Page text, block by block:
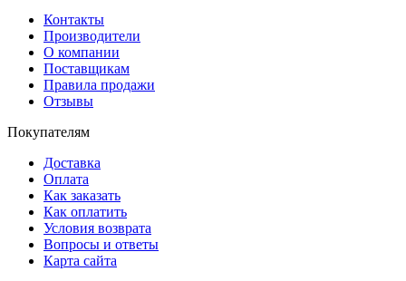
Контакты
Производители
О компании
Поставщикам
Правила продажи
Отзывы
Покупателям
Доставка
Оплата
Как заказать
Как оплатить
Условия возврата
Вопросы и ответы
Карта сайта